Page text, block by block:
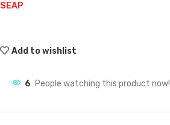
SEAP
Add to wishlist
6 People watching this product now!